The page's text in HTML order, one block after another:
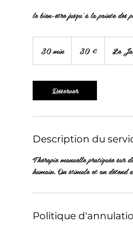
le bien-être jusqu'à la pointe des
30 min3
0
n
30 € Le
Réserver
Description du
Thérapie manuelle pratiquée sur
humain. On stimule et on détend
Politique